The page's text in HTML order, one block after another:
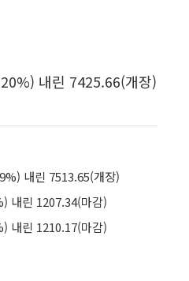
내린 7425.66(개장)
내린 7513.65(개장)
내린 1207.34(마감)
내린 1210.17(마감)